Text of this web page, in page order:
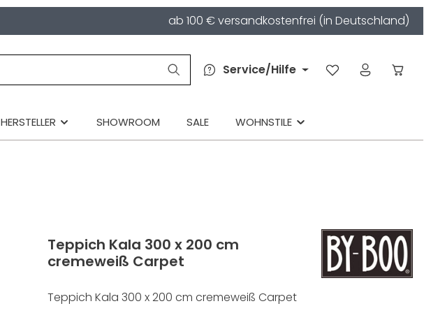
ab 100 € versandkostenfrei (in Deutschland)
Service/Hilfe
HERSTELLER SHOWROOM SALE WOHNSTILE
Teppich Kala 300 x 200 cm
cremeweiß Carpet
Teppich Kala 300 x 200 cm cremeweiß Carpet